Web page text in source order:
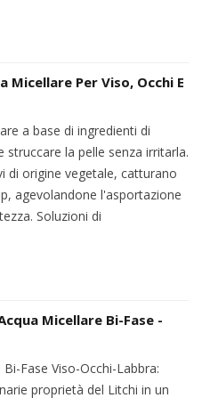
Micellare Per Viso, Occhi E
a base di ingredienti di
la pelle senza irritarla.
di origine vegetale, catturano
agevolandone l'asportazione
Soluzioni di
Micellare Bi-Fase -
Fase Viso-Occhi-Labbra:
proprietà del Litchi in un